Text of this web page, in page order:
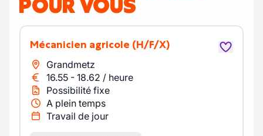
Mécanicien agricole (H/F/X)
Grandmetz
16.55 - 18.62 / heure
Possibilité fixe
A plein temps
Travail de jour